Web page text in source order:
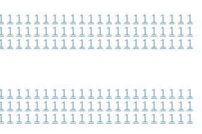
1 1 1 1 1 1 1 1 1 1 1 1 1 1 1 1 1 1 1 1 1
1 1 1 1 1 1 1 1 1 1 1 1 1 1 1 1 1 1 1 1 1
1 1 1 1 1 1 1 1 1 1 1 1 1 1 1 1 1 1 1 1 1
1 1 1 1 1 1 1 1 1 1 1 1 1 1 1 1 1 1 1 1 1
1 1 1 1 1 1 1 1 1 1 1 1 1 1 1 1 1 1 1 1 1
1 1 1 1 1 1 1 1 1 1 1 1 1 1 1 1 1 1 1 1 1